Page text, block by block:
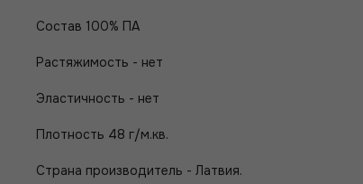
Состав 100% ПА
Растяжимость - нет
Эластичность - нет
Плотность 48 г/м.кв.
Страна производитель - Латвия.